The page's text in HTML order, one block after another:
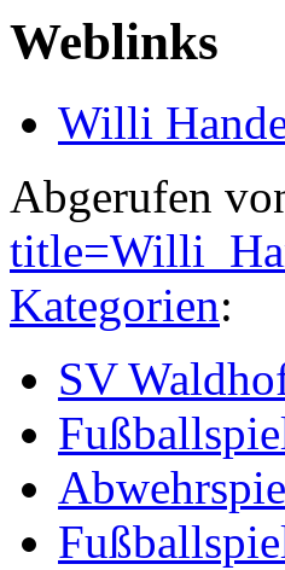
Weblinks
Willi
Abgerufen
Kategorien:
SV